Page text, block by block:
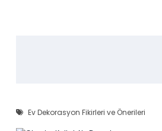
Ev Dekorasyon Fikirleri ve Önerileri